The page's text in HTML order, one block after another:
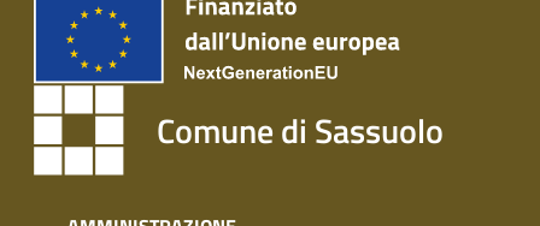
Comune di Sassuolo